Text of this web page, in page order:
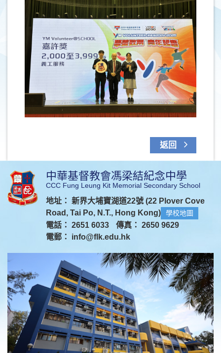
返回
中華基督教會馮梁結紀念中學
CCC Fung Leung Kit Memorial Secondary School
地址： 新界大埔寶湖道22號 (22 Plover Cove
Road, Tai Po, N.T., Hong Kong)
學校地圖
電話： 2651 6033
傳真： 2650 9629
電郵： info@flk.edu.hk